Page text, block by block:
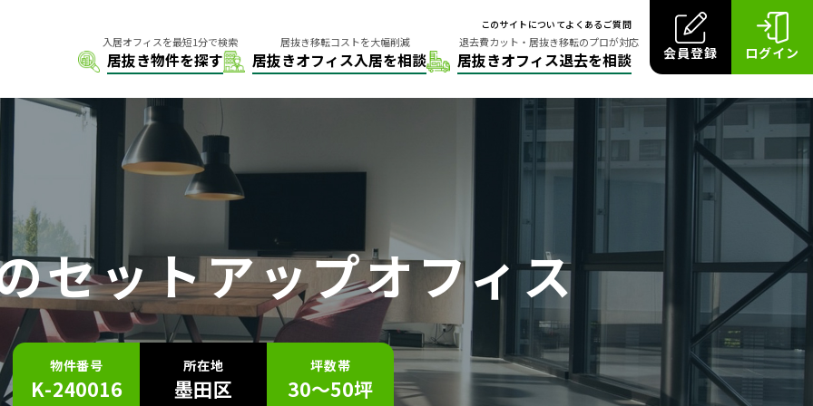
会員登録 ログイン
よくあるご質問
このサイトについて
セットアップオフィス
物件番号
K-240016
所在地
墨田区
坪数帯
30～50坪